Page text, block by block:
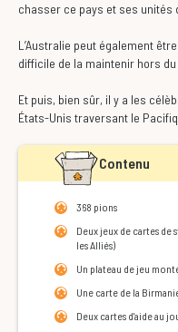
chasser ce pays et ses unités
L’Australie peut également
difficile de la maintenir hors
Et puis, bien sûr, il y a les
États-Unis traversant le
Contenu
368 pions
Deux jeux de cartes de
les Alliés)
Un plateau de jeu
Une carte de la
Deux cartes d'aide au